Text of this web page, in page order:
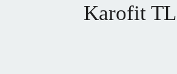
Karofit